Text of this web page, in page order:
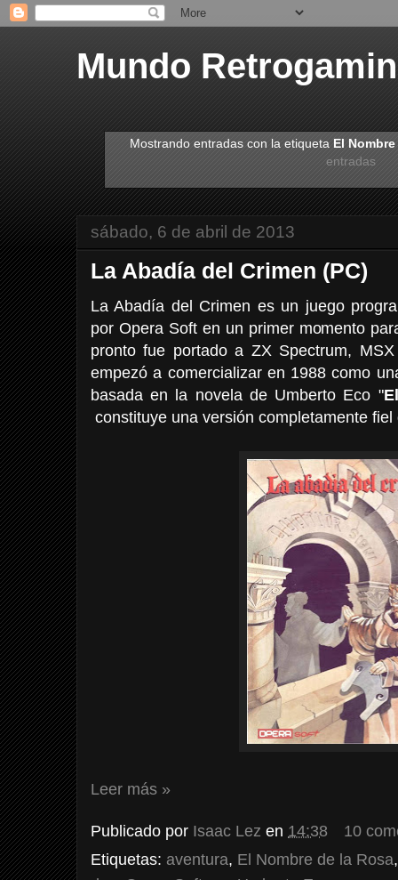
Mundo
Mostrando entradas con la etiqueta El
entradas
sábado, 6 de abril de 2013
La Abadía del Crimen (PC)
La Abadía del Crimen es un juego
por Opera Soft en un primer momento
pronto fue portado a ZX Spectrum,
empezó a comercializar en 1988 como
basada en la novela de Umberto Eco "
constituye una versión completamente
Leer más »
Publicado por Isaac Lez en 14:38
10
Etiquetas: aventura, El Nombre de la Rosa